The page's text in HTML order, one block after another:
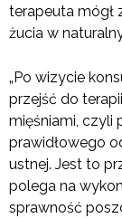
terapeuta mógł
żucia w
„Po wizycie
przejść do
mięśniami, czyli
prawidłowego
ustnej. Jest to
polega na
sprawność